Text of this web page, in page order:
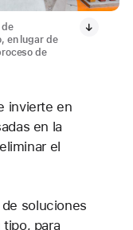
de
en lugar de
de
invierte en
en la
el
soluciones
para